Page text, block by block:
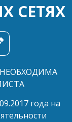
СЕТЯХ
года на